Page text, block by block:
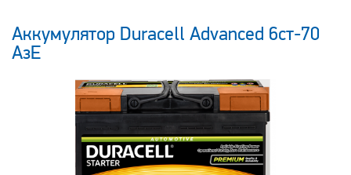
Аккумулятор Duracell Advanced 6ст-70
АзЕ